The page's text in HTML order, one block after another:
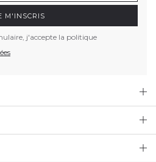
M'INSCRIS
j'accepte la politique